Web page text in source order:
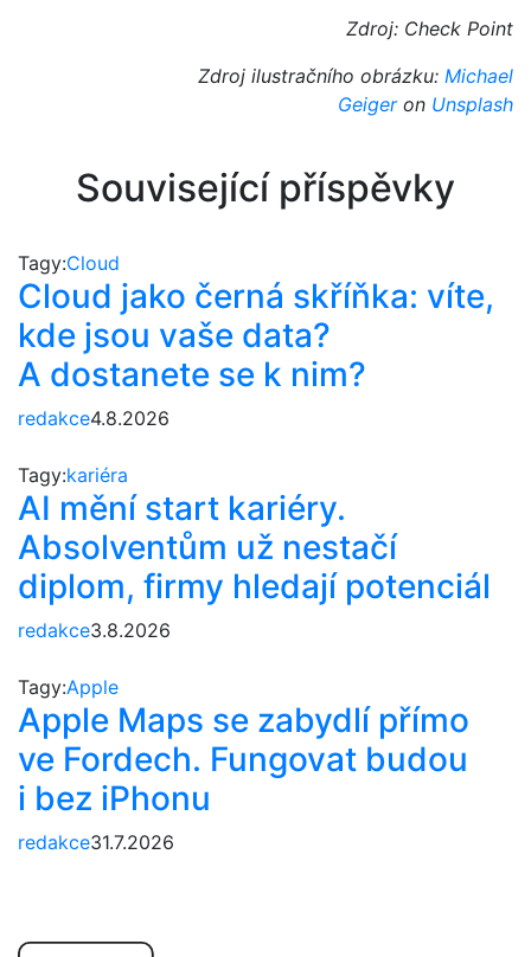
Zdroj: Check Point
Zdroj ilustračního obrázku: Michael
Geigeron Unsplash
Související příspěvky
Tagy:Cloud
Cloud jako černá skříňka: víte,
kde jsou vaše data?
A dostanete se k nim?
redakce4.8.2026
Tagy:kariéra
AI mění start kariéry.
Absolventům už nestačí
diplom, firmy hledají potenciál
redakce3.8.2026
Tagy:Apple
Apple Maps se zabydlí přímo
ve Fordech. Fungovat budou
i bez iPhonu
redakce31.7.2026